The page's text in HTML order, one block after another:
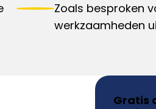
Zoals besproken
werkzaamheden
Gratis